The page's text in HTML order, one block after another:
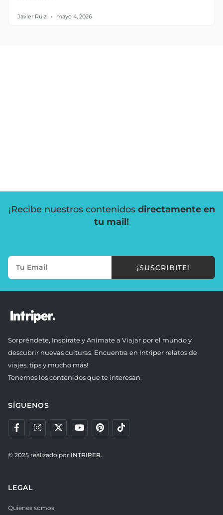
Javier Ruiz mayo 4, 2026
¡Recibe nuestros contenidos directamente en
tu mail!
¡SUSCRIBITE!
Sorpréndete, Inspírate y Anímate a Viajar por el mundo y
descubrir nuevas culturas. Encuentra en Intriper relatos de
viajes, tips y mucho más!
Tenemos los contenidos que te interesan.
SÍGUENOS
© 2025 realizado por INTRIPER.
LEGAL
Quienes somos